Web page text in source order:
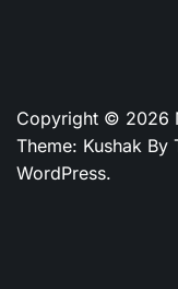
Copyright © 2026
Theme: Kushak By
WordPress.